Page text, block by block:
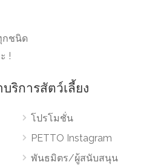
กชนิด
!
ริการสัตว์เลี้ยง
โปรโมชั่น
PETTO Instagram
พันธมิตร/ผู้สนับสนุน